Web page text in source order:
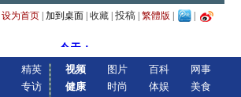
设为首页 加到桌面 收藏 投稿 繁體版
精英
专访
视频
健康
图片
时尚
百科
体娱
网事
美食